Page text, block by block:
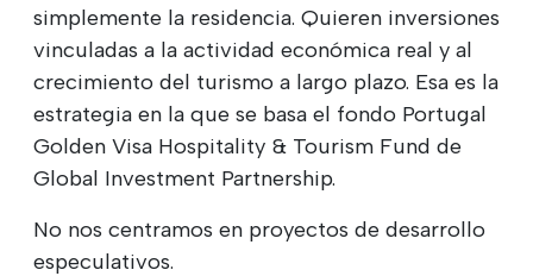
simplemente la residencia. Quieren inversiones
vinculadas a la actividad económica real y al
crecimiento del turismo a largo plazo. Esa es la
estrategia en la que se basa el fondo Portugal
Golden Visa Hospitality & Tourism Fund de
Global Investment Partnership.
No nos centramos en proyectos de desarrollo
especulativos.